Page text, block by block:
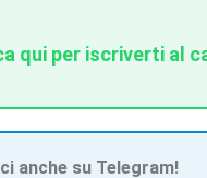
qui per iscriverti al
anche su Telegram!